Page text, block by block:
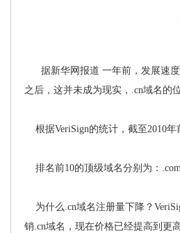
据新华网报道 一年前，发展速
之后，这并未成为现实，.cn域名的
根据VeriSign的统计，截至2010年
排名前10的顶级域名分别为：
为什么.cn域名注册量下降？
销.cn域名，现在价格已经提高到更